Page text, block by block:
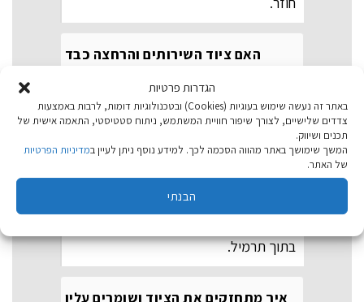
הגדרות פרטיות
באתר זה נעשה שימוש בעוגיות (Cookies) ובטכנולוגיות דומות, לרבות באמצעות
צדדים שלישיים, לצורך שיפור חוויית המשתמש, ניתוח סטטיסטי, התאמה אישית של
תכנים ושיווק.
המשך שימושך באתר מהווה הסכמה לכך. למידע נוסף ניתן לעיין במדיניות הפרטיות
של האתר.
הבנתי
האם ציוד השירותים והרחצה כבד
ומתאים לטרקים רגליים?
מוצרים כמו אוהלי מקלחת וכסאות אסלה
מיועדים בעיקר לקמפינג שבו מגיעים עם
רכב עד לנקודת הלינה. עם זאת, מקלחות
שטח ריקות ממים וכיורי שטח מתקפלים הם
בתוך תרמיל.
איך מתחזקים את הציוד ושומרים עליו